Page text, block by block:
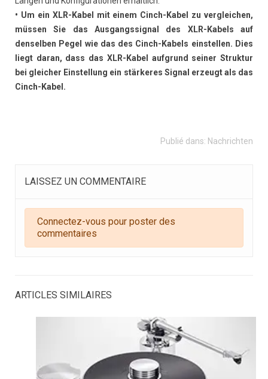
• Um ein XLR-Kabel mit einem Cinch-Kabel zu vergleichen,
müssen Sie das Ausgangssignal des XLR-Kabels auf
denselben Pegel wie das des Cinch-Kabels einstellen. Dies
liegt daran, dass das XLR-Kabel aufgrund seiner Struktur
bei gleicher Einstellung ein stärkeres Signal erzeugt als das
Cinch-Kabel.
Publié dans: Nachrichten
LAISSEZ UN COMMENTAIRE
Connectez-vous pour poster des
commentaires
ARTICLES SIMILAIRES